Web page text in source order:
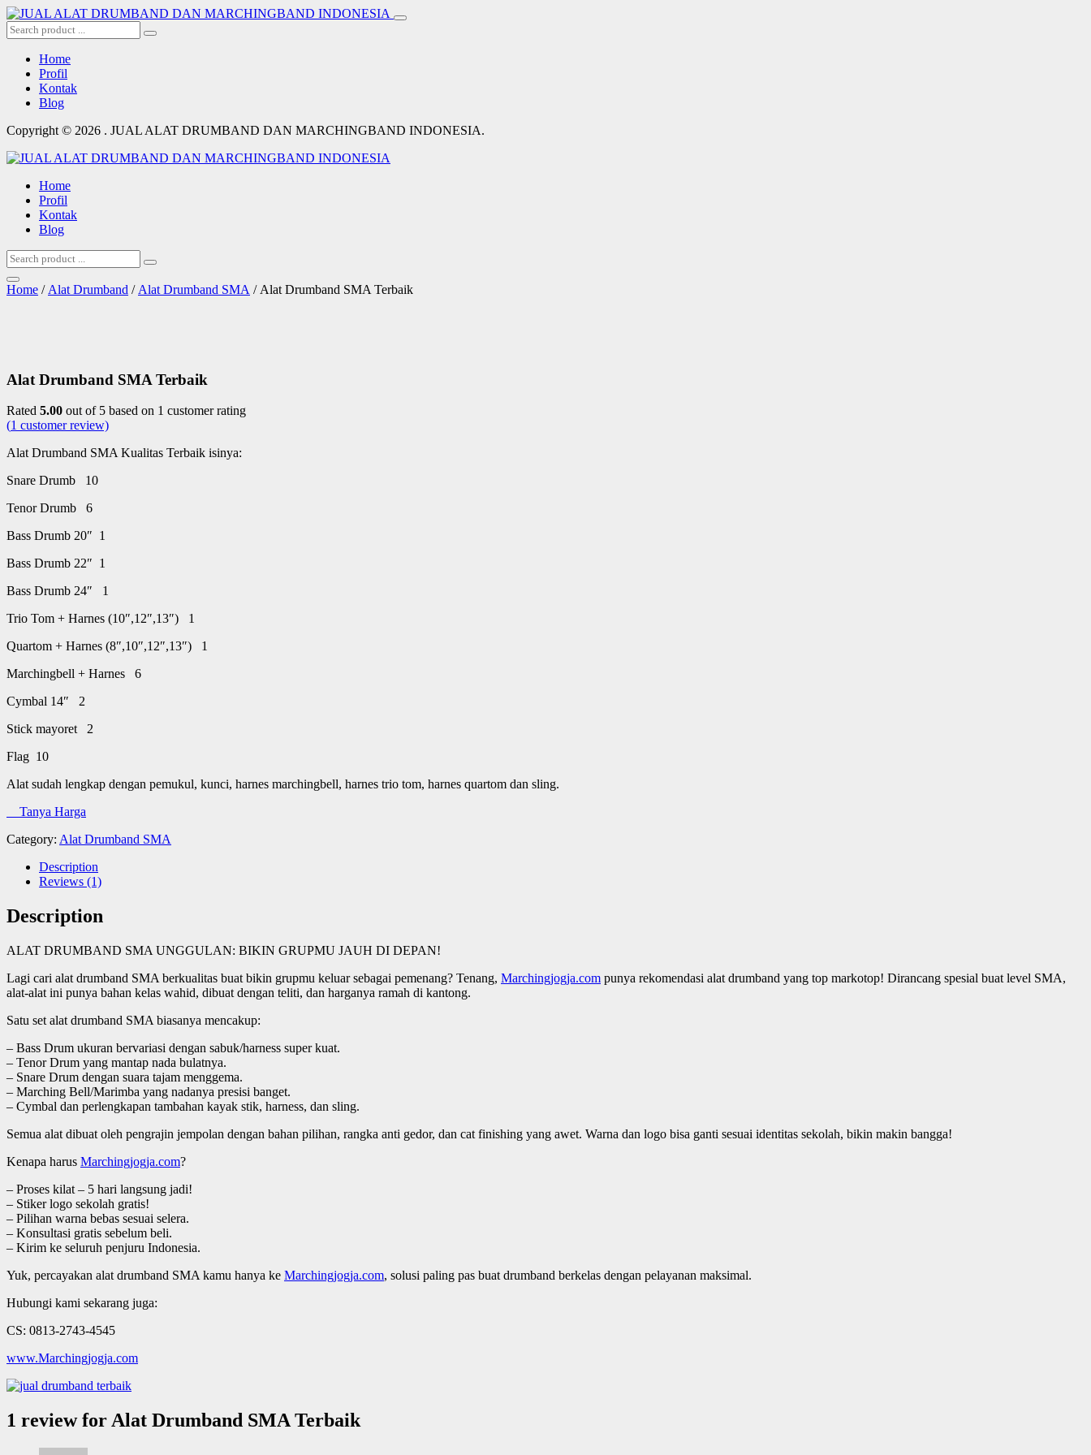
Home
Profil
Kontak
Blog
Copyright © 2026 . JUAL ALAT DRUMBAND DAN MARCHINGBAND INDONESIA.
Home
Profil
Kontak
Blog
Home / Alat Drumband / Alat Drumband SMA / Alat Drumband SMA Terbaik
Alat Drumband SMA Terbaik
Rated 5.00 out of 5 based on 1 customer rating
(1 customer review)
Alat Drumband SMA Kualitas Terbaik isinya:
Snare Drumb 10
Tenor Drumb 6
Bass Drumb 20″ 1
Bass Drumb 22″ 1
Bass Drumb 24″ 1
Trio Tom + Harnes (10″,12″,13″) 1
Quartom + Harnes (8″,10″,12″,13″) 1
Marchingbell + Harnes 6
Cymbal 14″ 2
Stick mayoret 2
Flag 10
Alat sudah lengkap dengan pemukul, kunci, harnes marchingbell, harnes trio tom, harnes quartom dan sling.
Tanya Harga
Category: Alat Drumband SMA
Description
Reviews (1)
Description
ALAT DRUMBAND SMA UNGGULAN: BIKIN GRUPMU JAUH DI DEPAN!
Lagi cari alat drumband SMA berkualitas buat bikin grupmu keluar sebagai pemenang? Tenang, Marchingjogja.com punya rekomendasi alat drumband yang top markotop! Dirancang spesial buat level SMA,
alat-alat ini punya bahan kelas wahid, dibuat dengan teliti, dan harganya ramah di kantong.
Satu set alat drumband SMA biasanya mencakup:
– Bass Drum ukuran bervariasi dengan sabuk/harness super kuat.
– Tenor Drum yang mantap nada bulatnya.
– Snare Drum dengan suara tajam menggema.
– Marching Bell/Marimba yang nadanya presisi banget.
– Cymbal dan perlengkapan tambahan kayak stik, harness, dan sling.
Semua alat dibuat oleh pengrajin jempolan dengan bahan pilihan, rangka anti gedor, dan cat finishing yang awet. Warna dan logo bisa ganti sesuai identitas sekolah, bikin makin bangga!
Kenapa harus Marchingjogja.com?
– Proses kilat – 5 hari langsung jadi!
– Stiker logo sekolah gratis!
– Pilihan warna bebas sesuai selera.
– Konsultasi gratis sebelum beli.
– Kirim ke seluruh penjuru Indonesia.
Yuk, percayakan alat drumband SMA kamu hanya ke Marchingjogja.com, solusi paling pas buat drumband berkelas dengan pelayanan maksimal.
Hubungi kami sekarang juga:
CS: 0813-2743-4545
www.Marchingjogja.com
1 review for Alat Drumband SMA Terbaik